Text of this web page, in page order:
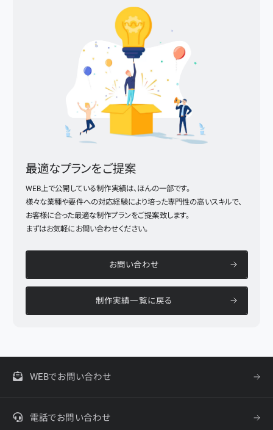
最適なプランをご提案
WEB上で公開している制作実績は、ほんの一部です。
様々な業種や要件への対応経験により培った専門性の高いスキルで、
お客様に合った最適な制作プランをご提案致します。
まずはお気軽にお問い合わせください。
お問い合わせ
制作実績一覧に戻る
WEBでお問い合わせ
電話でお問い合わせ